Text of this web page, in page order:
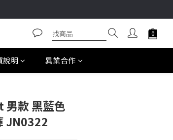
說明 異業合作
款 黑藍色
JN0322